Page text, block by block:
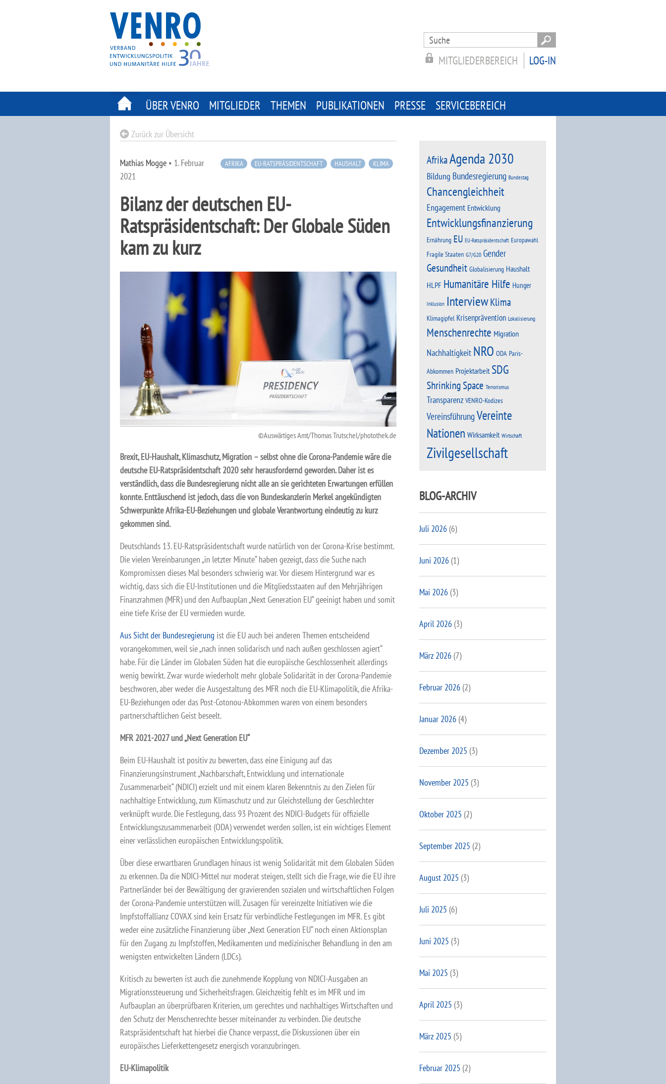
Search
for:
LOG-IN
MITGLIEDERBEREICH
ÜBER VENRO MITGLIEDER THEMEN PUBLIKATIONEN PRESSE SERVICEBEREICH
Zurück zur Übersicht
AFRIKA EU-RATSPRÄSIDENTSCHAFT HAUSHALT KLIMA
Mathias Mogge • 1. Februar
2021
Bilanz der deutschen EU-
Ratspräsidentschaft: Der Globale Süden
kam zu kurz
Auswärtiges Amt/Thomas Trutschel/photothek.de
Brexit, EU-Haushalt, Klimaschutz, Migration – selbst ohne die Corona-Pandemie wäre die
deutsche EU-Ratspräsidentschaft 2020 sehr herausfordernd geworden. Daher ist es
verständlich, dass die Bundesregierung nicht alle an sie gerichteten Erwartungen erfüllen
konnte. Enttäuschend ist jedoch, dass die von Bundeskanzlerin Merkel angekündigten
Schwerpunkte Afrika-EU-Beziehungen und globale Verantwortung eindeutig zu kurz
gekommen sind.
Deutschlands 13. EU-Ratspräsidentschaft wurde natürlich von der Corona-Krise bestimmt.
Die vielen Vereinbarungen „in letzter Minute“ haben gezeigt, dass die Suche nach
Kompromissen dieses Mal besonders schwierig war. Vor diesem Hintergrund war es
wichtig, dass sich die EU-Institutionen und die Mitgliedsstaaten auf den Mehrjährigen
Finanzrahmen (MFR) und den Aufbauplan „Next Generation EU“ geeinigt haben und somit
eine tiefe Krise der EU vermieden wurde.
Aus Sicht der Bundesregierung ist die EU auch bei anderen Themen entscheidend
vorangekommen, weil sie „nach innen solidarisch und nach außen geschlossen agiert“
habe. Für die Länder im Globalen Süden hat die europäische Geschlossenheit allerdings
wenig bewirkt. Zwar wurde wiederholt mehr globale Solidarität in der Corona-Pandemie
beschworen, aber weder die Ausgestaltung des MFR noch die EU-Klimapolitik, die Afrika-
EU-Beziehungen oder das Post-Cotonou-Abkommen waren von einem besonders
partnerschaftlichen Geist beseelt.
MFR 2021-2027 und „Next Generation EU“
Beim EU-Haushalt ist positiv zu bewerten, dass eine Einigung auf das
Finanzierungsinstrument „Nachbarschaft, Entwicklung und internationale
Zusammenarbeit“ (NDICI) erzielt und mit einem klaren Bekenntnis zu den Zielen für
nachhaltige Entwicklung, zum Klimaschutz und zur Gleichstellung der Geschlechter
verknüpft wurde. Die Festlegung, dass 93 Prozent des NDICI-Budgets für offizielle
Entwicklungszusammenarbeit (ODA) verwendet werden sollen, ist ein wichtiges Element
einer verlässlichen europäischen Entwicklungspolitik.
Über diese erwartbaren Grundlagen hinaus ist wenig Solidarität mit dem Globalen Süden
zu erkennen. Da die NDICI-Mittel nur moderat steigen, stellt sich die Frage, wie die EU ihre
Partnerländer bei der Bewältigung der gravierenden sozialen und wirtschaftlichen Folgen
der Corona-Pandemie unterstützen will. Zusagen für vereinzelte Initiativen wie die
Impfstoffallianz COVAX sind kein Ersatz für verbindliche Festlegungen im MFR. Es gibt
weder eine zusätzliche Finanzierung über „Next Generation EU“ noch einen Aktionsplan
für den Zugang zu Impfstoffen, Medikamenten und medizinischer Behandlung in den am
wenigsten entwickelten Ländern (LDCs).
Kritisch zu bewerten ist auch die zunehmende Kopplung von NDICI-Ausgaben an
Migrationssteuerung und Sicherheitsfragen. Gleichzeitig fehlt es im MFR und im
Aufbauplan an überprüfbaren Kriterien, um gerechtes und nachhaltiges Wirtschaften und
den Schutz der Menschenrechte besser miteinander zu verbinden. Die deutsche
Ratspräsidentschaft hat hierbei die Chance verpasst, die Diskussionen über ein
europäisches Lieferkettengesetz energisch voranzubringen.
EU-Klimapolitik
AfrikaAgenda 2030
Bildung Bundesregierung Bundestag
Chancengleichheit
Engagement Entwicklung
Entwicklungsfinanzierung
Ernährung EU EU-Ratspräsidentschaft Europawahl
Fragile Staaten G7/G20 Gender
Gesundheit Globalisierung Haushalt
HLPF Humanitäre Hilfe Hunger
Inklusion Interview Klima
Klimagipfel Krisenprävention Lokalisierung
Menschenrechte Migration
Nachhaltigkeit NRO ODA Paris-
Abkommen Projektarbeit SDG
Shrinking Space Terrorismus
Transparenz VENRO-Kodizes
VereinsführungVereinte
Nationen Wirksamkeit Wirtschaft
Zivilgesellschaft
BLOG-ARCHIV
Juli 2026(6)
Juni 2026(1)
Mai 2026(3)
April 2026(3)
März 2026(7)
Februar 2026(2)
Januar 2026(4)
Dezember 2025 (3)
November 2025 (3)
Oktober 2025 (2)
September 2025 (2)
August 2025 (3)
Juli 2025 (6)
Juni 2025 (3)
Mai 2025 (3)
April 2025 (3)
März 2025 (5)
Februar 2025 (2)